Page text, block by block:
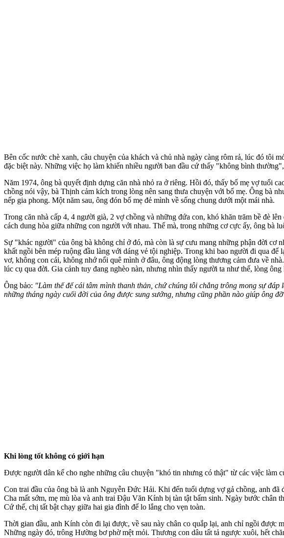
Bên cốc nước chè xanh, câu chuyện của khách và chủ nhà ngày càng rôm rả, lúc đó tôi
đặc biệt này. Những việc họ làm khiến nhiều người ban đầu cứ thấy "không bình
Năm 1974, ông bà quyết định dựng căn nhà nhỏ ra ở riêng. Hồi đó, thấy bố mẹ vợ tuổi
chồng nói vậy, bà Thịnh cảm kích trong lòng nên sang thưa chuyện với bố mẹ. Ông bà
nếp gia phong. Một năm sau, ông đón bố mẹ đẻ mình về sống chung dưới một mái nhà.
Trong căn nhà cấp 4, 4 người già, 2 vợ chồng và những đứa con, khó khăn trăm bề đè
cách dung hòa giữa những con người với nhau. Thế mà, trong những cơ cực ấy, ông bà
Sự "khác người" của ông bà không chỉ ở đó, mà còn là sự cưu mang những phận đời cơ
khất ngồi bên mép ruộng đầu làng với dáng vẻ tội nghiệp. Trong khi bao người đi qua
vơ, không con cái, không nhớ nổi quê mình ở đâu, ông động lòng thương cảm đưa về
lúc cụ qua đời. Gia cảnh tuy đang nghèo nàn, nhưng nhìn thấy người ta như thế, lòng
Ông bảo: "Làm thế để cái tâm mình thanh thản, chứ chúng tôi chẳng trông mong sự
những tháng ngày cuối đời của ông được sung sướng, nhưng cũng phần nào giúp ông
Khi lòng tốt không có giới hạn
Được người dân kể cho nghe những câu chuyện "khó tin nhưng có thật" từ các việc làm
Con trai đầu của ông bà là anh Nguyễn Đức Hải. Khi đến tuổi dựng vợ gả chồng, anh
Cha mất sớm, mẹ mù lòa và anh trai Đậu Văn Kính bị tàn tật bẩm sinh. Ngày bước
Cứ thế, chị tất bật chạy giữa hai gia đình để lo lắng cho vẹn toàn.
Thời gian đầu, anh Kính còn đi lại được, về sau này chân co quắp lại, anh chỉ ngồi
Những ngày đó, trông Hường bơ phờ mệt mỏi. Thương con dâu tất tả ngược xuôi, hết